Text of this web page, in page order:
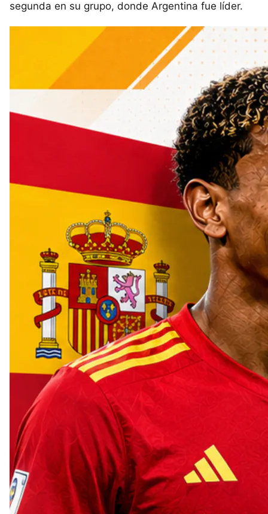
segunda en su grupo, donde Argentina fue líder.